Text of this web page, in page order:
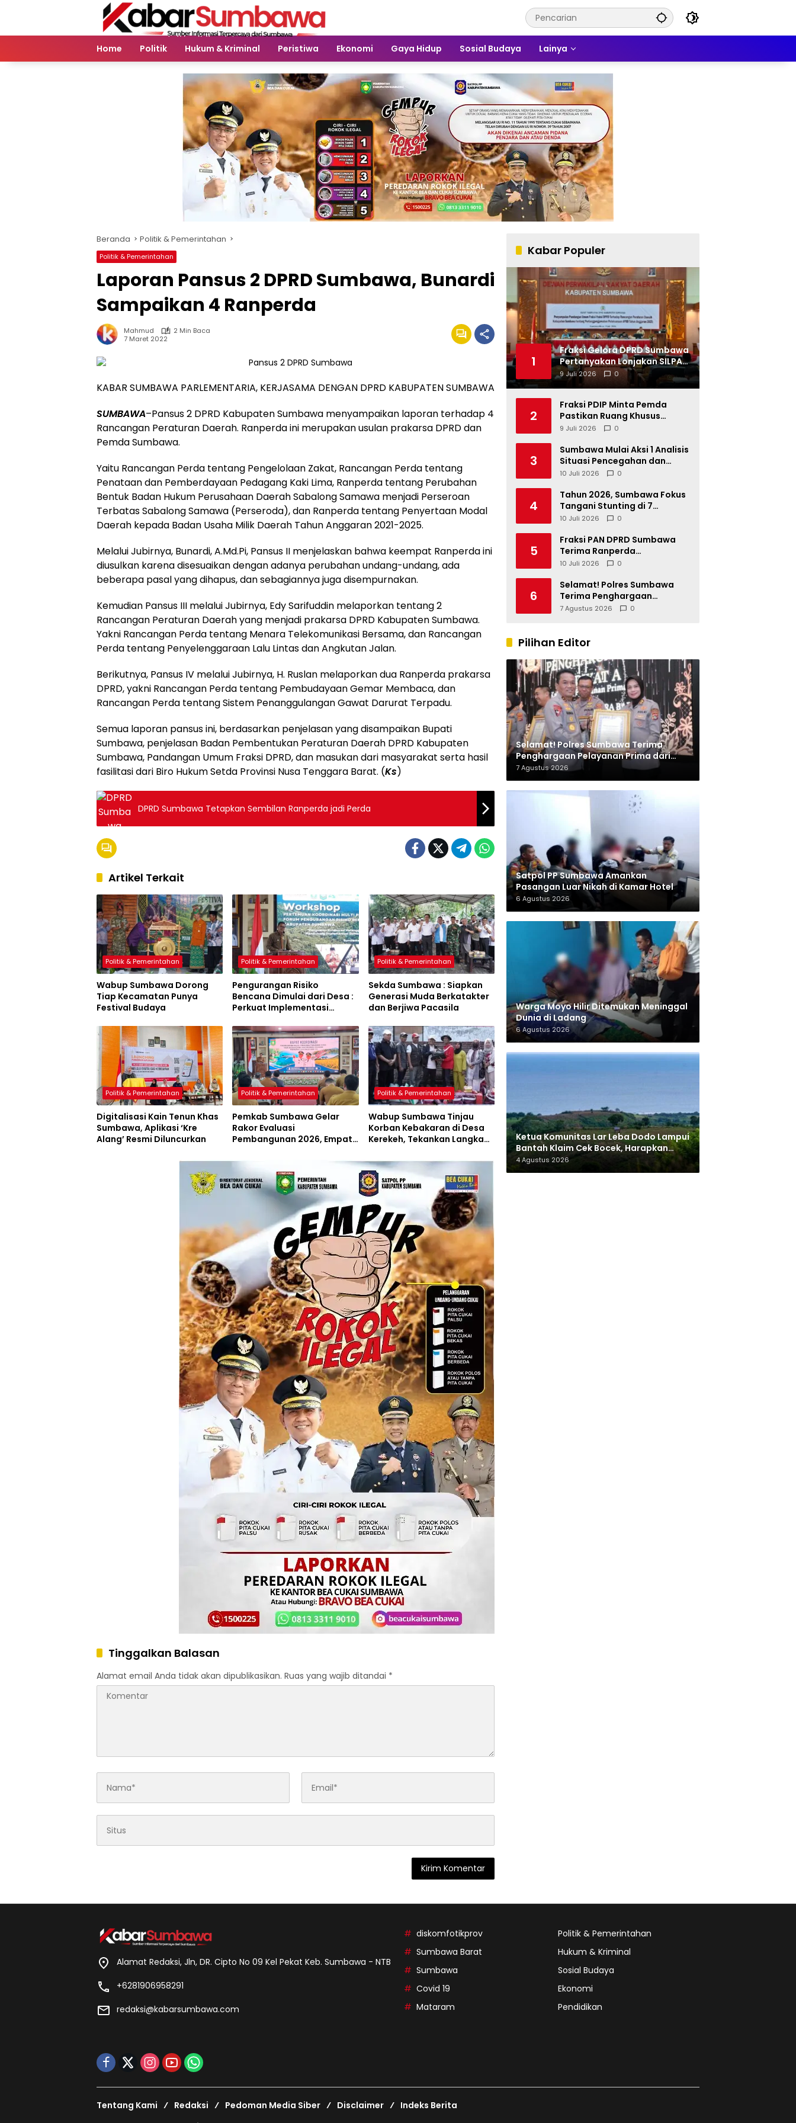
Home
Politik Hukum & Kriminal Peristiwa Ekonomi Gaya Hidup Sosial Budaya Lainya
Beranda Politik & Pemerintahan
Politik & Pemerintahan
Laporan Pansus 2 DPRD Sumbawa, Bunardi
Sampaikan 4 Ranperda
Mahmud
2 Min Baca
7 Maret 2022
KABAR SUMBAWA PARLEMENTARIA, KERJASAMA DENGAN DPRD KABUPATEN SUMBAWA
SUMBAWA–Pansus 2 DPRD Kabupaten Sumbawa menyampaikan laporan terhadap 4
Rancangan Peraturan Daerah. Ranperda ini merupakan usulan prakarsa DPRD dan
Pemda Sumbawa.
Yaitu Rancangan Perda tentang Pengelolaan Zakat, Rancangan Perda tentang
Penataan dan Pemberdayaan Pedagang Kaki Lima, Ranperda tentang Perubahan
Bentuk Badan Hukum Perusahaan Daerah Sabalong Samawa menjadi Perseroan
Terbatas Sabalong Samawa (Perseroda), dan Ranperda tentang Penyertaan Modal
Daerah kepada Badan Usaha Milik Daerah Tahun Anggaran 2021-2025.
Melalui Jubirnya, Bunardi, A.Md.Pi, Pansus II menjelaskan bahwa keempat Ranperda ini
diusulkan karena disesuaikan dengan adanya perubahan undang-undang, ada
beberapa pasal yang dihapus, dan sebagiannya juga disempurnakan.
Kemudian Pansus III melalui Jubirnya, Edy Sarifuddin melaporkan tentang 2
Rancangan Peraturan Daerah yang menjadi prakarsa DPRD Kabupaten Sumbawa.
Yakni Rancangan Perda tentang Menara Telekomunikasi Bersama, dan Rancangan
Perda tentang Penyelenggaraan Lalu Lintas dan Angkutan Jalan.
Berikutnya, Pansus IV melalui Jubirnya, H. Ruslan melaporkan dua Ranperda prakarsa
DPRD, yakni Rancangan Perda tentang Pembudayaan Gemar Membaca, dan
Rancangan Perda tentang Sistem Penanggulangan Gawat Darurat Terpadu.
Semua laporan pansus ini, berdasarkan penjelasan yang disampaikan Bupati
Sumbawa, penjelasan Badan Pembentukan Peraturan Daerah DPRD Kabupaten
Sumbawa, Pandangan Umum Fraksi DPRD, dan masukan dari masyarakat serta hasil
fasilitasi dari Biro Hukum Setda Provinsi Nusa Tenggara Barat. (Ks)
DPRD Sumbawa Tetapkan Sembilan Ranperda jadi Perda
Artikel Terkait
Politik & Pemerintahan
Wabup Sumbawa Dorong
Tiap Kecamatan Punya
Festival Budaya
Politik & Pemerintahan
Pengurangan Risiko
Bencana Dimulai dari Desa :
Perkuat Implementasi
Politik & Pemerintahan
Sekda Sumbawa : Siapkan
Generasi Muda Berkatakter
dan Berjiwa Pacasila
Politik & Pemerintahan
Digitalisasi Kain Tenun Khas
Sumbawa, Aplikasi ‘Kre
Alang’ Resmi Diluncurkan
Politik & Pemerintahan
Pemkab Sumbawa Gelar
Rakor Evaluasi
Pembangunan 2026, Empat
Resmi Diluncurkan
Politik & Pemerintahan
Wabup Sumbawa Tinjau
Korban Kebakaran di Desa
Kerekeh, Tekankan Langkah
Tinggalkan Balasan
Alamat email Anda tidak akan dipublikasikan. Ruas yang wajib ditandai *
Kabar Populer
1
Fraksi Gelora DPRD Sumbawa
Pertanyakan Lonjakan SILPA
Tahun 2025
9 Juli 2026 0
2
Fraksi PDIP Minta Pemda
Pastikan Ruang Khusus
Produk UMKM Lokal di Ritel
9 Juli 2026 0
3
Sumbawa Mulai Aksi 1 Analisis
Situasi Pencegahan dan
Percepatan Penurunan
10 Juli 2026 0
4
Tahun 2026, Sumbawa Fokus
Tangani Stunting di 7
Kacamatan
10 Juli 2026 0
5
Fraksi PAN DPRD Sumbawa
Terima Ranperda
Pertanggungjawaban APBD
Miliar dan Kinerja OPD
10 Juli 2026 0
6
Selamat! Polres Sumbawa
Terima Penghargaan
Pelayanan Prima dari Kapolri
7 Agustus 2026 0
Pilihan Editor
Selamat! Polres Sumbawa Terima
Penghargaan Pelayanan Prima dari
Kapolri
7 Agustus 2026
Satpol PP Sumbawa Amankan
Pasangan Luar Nikah di Kamar Hotel
6 Agustus 2026
Warga Moyo Hilir Ditemukan Meninggal
Dunia di Ladang
6 Agustus 2026
Ketua Komunitas Lar Leba Dodo Lampui
Bantah Klaim Cek Bocek, Harapkan
AMMAN Beri Akses ke Makam Leluhur
4 Agustus 2026
Alamat Redaksi, Jln, DR. Cipto No 09 Kel Pekat Keb. Sumbawa - NTB
+6281906958291
redaksi@kabarsumbawa.com
diskomfotikprov
Sumbawa Barat
Sumbawa
Covid 19
Mataram
Politik & Pemerintahan
Hukum & Kriminal
Sosial Budaya
Ekonomi
Pendidikan
Tentang Kami Redaksi Pedoman Media Siber Disclaimer
Indeks Berita